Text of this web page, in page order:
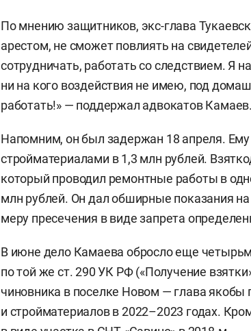
По мнению защитников, экс-глава
арестом, не сможет повлиять на
сотрудничать, работать со следствием. Я
ни на кого воздействия не имею, под
работать!» — поддержал адвокатов Камаев.
Напомним, он был задержан 18 апреля.
стройматериалами в 1,3 млн рублей.
который проводил ремонтные работы в
млн рублей. Он дал обширные показания
меру пресечения в виде запрета
В июне дело Камаева обросло еще
по той же ст. 290 УК РФ («Получение
чиновника в поселке Новом — глава якобы
и стройматериалов в 2022–2023 годах.